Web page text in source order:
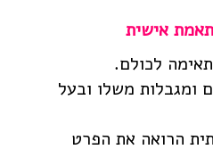
אישית
לכולם.
ומגבלות משלו ובעל
הרואה את הפרט